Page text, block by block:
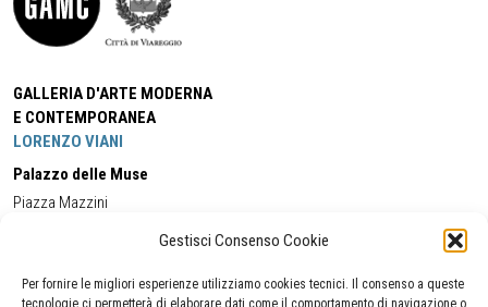
Gestisci Consenso Cookie
Per fornire le migliori esperienze utilizziamo cookies tecnici. Il consenso a queste
tecnologie ci permetterà di elaborare dati come il comportamento di navigazione o
GALLERIA D'ARTE MODERNA
E CONTEMPORANEA
LORENZO VIANI
Palazzo delle Muse
Piazza Mazzini
Cell:+39 338 5714978 (orario apertura Galleria)
Tel:
+39 0584 944580
(orario 09.00/13.00)
Email:gamc@comune.viareggio.lu.it